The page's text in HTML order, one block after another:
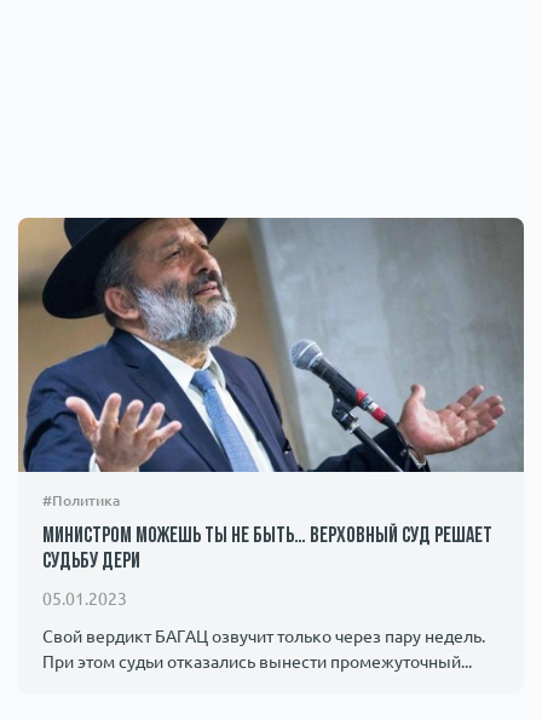
#Политика
Министром можешь ты не быть… Верховный суд решает
судьбу Дери
05.01.2023
Свой вердикт БАГАЦ озвучит только через пару недель.
При этом судьи отказались вынести промежуточный...